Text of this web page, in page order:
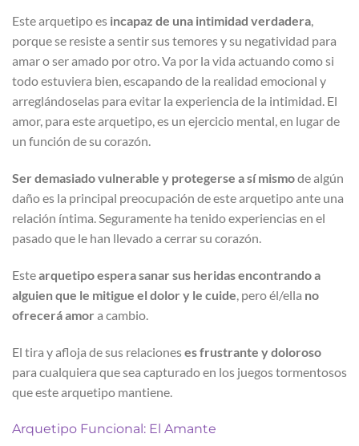
Este arquetipo es incapaz de una intimidad verdadera,
porque se resiste a sentir sus temores y su negatividad para
amar o ser amado por otro. Va por la vida actuando como si
todo estuviera bien, escapando de la realidad emocional y
arreglándoselas para evitar la experiencia de la intimidad. El
amor, para este arquetipo, es un ejercicio mental, en lugar de
un función de su corazón.
Ser demasiado vulnerable y protegerse a sí mismode algún
daño es la principal preocupación de este arquetipo ante una
relación íntima. Seguramente ha tenido experiencias en el
pasado que le han llevado a cerrar su corazón.
Estearquetipo espera sanar sus heridas encontrando a
alguien que le mitigue el dolor y le cuide, pero él/ella no
ofrecerá amor a cambio.
El tira y afloja de sus relacioneses frustrante y doloroso
para cualquiera que sea capturado en los juegos tormentosos
que este arquetipo mantiene.
Arquetipo Funcional: El Amante